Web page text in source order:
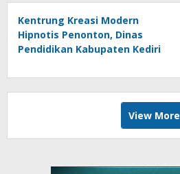
Kentrung Kreasi Modern
Hipnotis Penonton, Dinas
Pendidikan Kabupaten Kediri
View More